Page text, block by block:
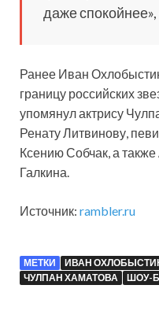
даже
Ранее Иван
границу российских
упомянул актрису
Ренату Литвинову,
Ксению Собчак, а
Галкина.
Источник: rambler.ru
МЕТКИ ИВАН
ЧУЛПАН ХАМАТОВА
ШОУ-